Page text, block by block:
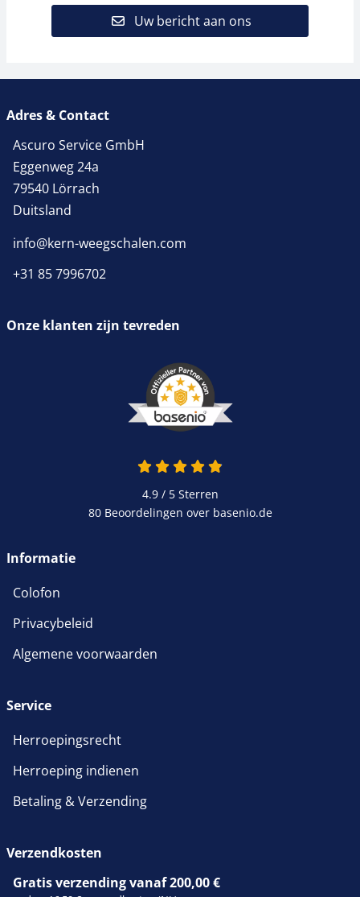
Uw bericht aan ons
Adres & Contact
Ascuro Service GmbH
Eggenweg 24a
79540 Lörrach
Duitsland
info@kern-weegschalen.com
+31 85 7996702
Onze klanten zijn tevreden
4.9 van 5
4.9 / 5Sterren
80 Beoordelingen over basenio.de
Informatie
Colofon
Privacybeleid
Algemene voorwaarden
Service
Herroepingsrecht
Herroeping indienen
Betaling & Verzending
Verzendkosten
Gratis verzending vanaf 200,00 €